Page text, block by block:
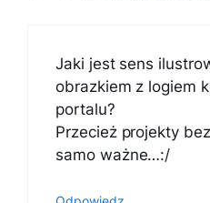
Jaki jest sens
obrazkiem z logiem
portalu?
Przecież projekty
samo ważne…:/